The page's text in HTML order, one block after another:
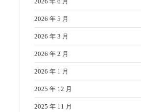
2026 年 5 月
2026 年 3 月
2026 年 2 月
2026 年 1 月
2025 年 12 月
2025 年 11 月